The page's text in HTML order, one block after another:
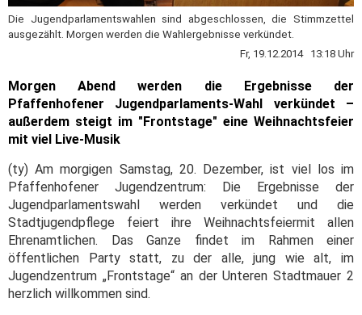
Die Jugendparlamentswahlen sind abgeschlossen, die Stimmzettel
ausgezählt. Morgen werden die Wahlergebnisse verkündet.
Fr, 19.12.2014 13:18 Uhr
Morgen Abend werden die Ergebnisse der
Pfaffenhofener Jugendparlaments-Wahl verkündet –
außerdem steigt im "Frontstage" eine Weihnachtsfeier
mit viel Live-Musik
(ty) Am morgigen Samstag, 20. Dezember, ist viel los im
Pfaffenhofener Jugendzentrum: Die Ergebnisse der
Jugendparlamentswahl werden verkündet und die
Stadtjugendpflege feiert ihre Weihnachtsfeiermit allen
Ehrenamtlichen. Das Ganze findet im Rahmen einer
öffentlichen Party statt, zu der alle, jung wie alt, im
Jugendzentrum „Frontstage“ an der Unteren Stadtmauer 2
herzlich willkommen sind.